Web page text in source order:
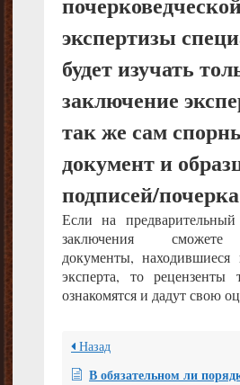
экспертизы
будет изучать
заключение
так же сам
документ и
подписей/
Если на
заключения сможете
документы, находившиеся
эксперта, то
ознакомятся и дадут свою
Назад
В обязательном ли порядке подлежат высушиванию вещества, поступившие на исследование на